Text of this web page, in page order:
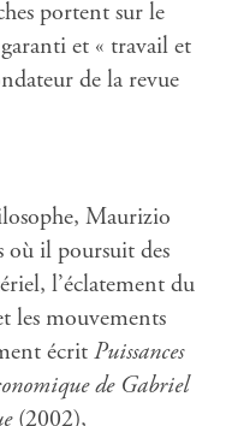
portent sur le
et « travail et
de la revue
Maurizio
où il poursuit des
l’éclatement du
les mouvements
écrit Puissances
de Gabriel
(2002),